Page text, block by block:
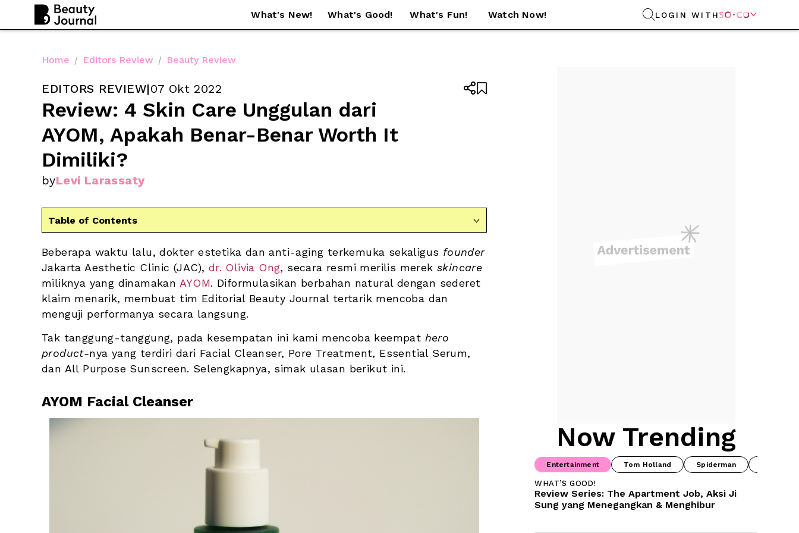
What's New! What's Good! What's Fun! Watch Now! LOGIN WITH 
Home / Editors Review / Beauty Review
EDITORS REVIEW|07 Okt 2022
Review: 4 Skin Care Unggulan dari
AYOM, Apakah Benar-Benar Worth It
Dimiliki?
byLevi Larassaty


Table of Contents 
Beberapa waktu lalu, dokter estetika dan anti-aging terkemuka sekaligus founder
Jakarta Aesthetic Clinic (JAC), dr. Olivia Ong, secara resmi merilis merek
miliknya yang dinamakan AYOM. Diformulasikan berbahan natural dengan sederet
klaim menarik, membuat tim Editorial Beauty Journal tertarik mencoba dan
menguji performanya secara langsung.
Tak tanggung-tanggung, pada kesempatan ini kami mencoba keempat hero
product-nya yang terdiri dari Facial Cleanser, Pore Treatment, Essential Serum,
dan All Purpose Sunscreen. Selengkapnya, simak ulasan berikut ini.
AYOM Facial Cleanser
Now Trending
Entertainment Tom Holland Spiderman
WHAT’S GOOD!
Review Series: The Apartment Job, Aksi Ji
Sung yang Menegangkan & Menghibur